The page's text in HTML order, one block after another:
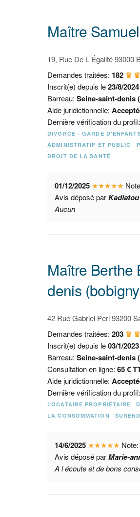
Maître
19, Rue De L Égalité 93000
Demandes traitées: 182 ♛
Inscrit(e) depuis le23/8/2024
Barreau:Seine-saint-denis
Aide juridictionnelle:
Dernière vérification du
DIVORCE - GARDE
ADMINISTRATIF ET PUBLIC
DROIT DE LA SANTÉ
01/12/2025 ★★★★★
Avis déposé parKadiatou
Aucun
Maître Berthe
denis
42 Rue Gabriel Peri 93200
Demandes traitées:203 ♛
Inscrit(e) depuis le03/1/2023
Barreau:Seine-saint-denis
Consultation en ligne:65 €
Aide juridictionnelle:
Dernière vérification du
LOCATAIRE PROPRIÉTAIRE
LA CONSOMMATION
14/6/2025 ★★★★★
Avis déposé parMarie-
A l écoute et de bons